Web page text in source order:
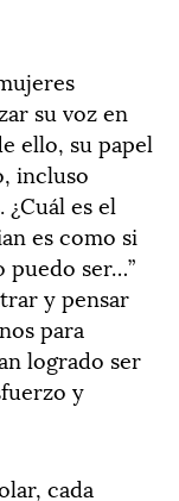
su voz en
ello, su papel
incluso
es el
es como si
puedo ser…”
y pensar
para
logrado ser
y
cada